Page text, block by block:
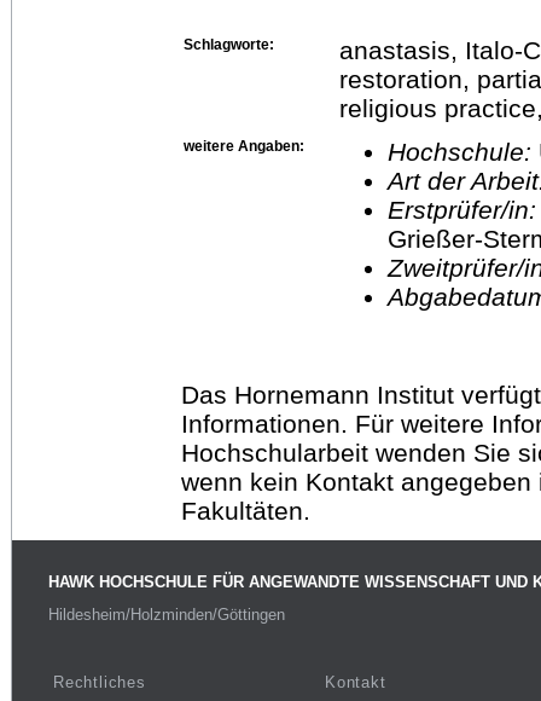
Schlagworte:
anastasis, Italo-
restoration,
religious
weitere Angaben: Hochschule:
Art der
Erstprüfer/
Grießer-
Das Hornemann Institut
Informationen. Für weitere
Hochschularbeit wenden Sie
wenn kein Kontakt
Fakultäten.
HAWK HOCHSCHULE FÜR ANGEWANDTE WISSENSCHAFT UND
Hildesheim/Holzminden/Göttingen
Rechtliches
Kontakt